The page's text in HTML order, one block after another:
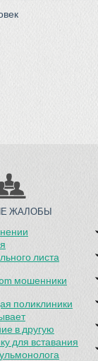
ЖАЛОБЫ
листа
мошенники
поликлиники
в другую
для вставания